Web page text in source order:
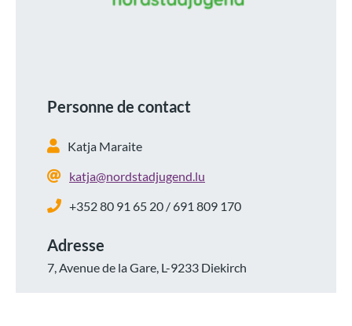
Personne de contact
Katja Maraite
katja@nordstadjugend.lu
+352 80 91 65 20 / 691 809 170
Adresse
7, Avenue de la Gare, L-9233 Diekirch